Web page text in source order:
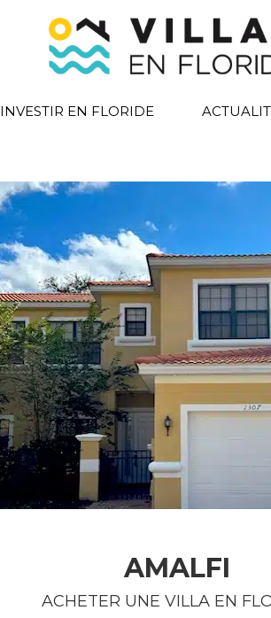
INVESTIR EN FLORIDE
AMALFI
ACHETER UNE VILLA EN